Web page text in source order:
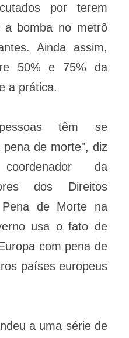
por terem
a bomba no metrô
Ainda assim,
50% e 75% da
a prática.
têm se
de morte", diz
da
dos Direitos
de Morte na
usa o fato de
com pena de
países europeus
a uma série de